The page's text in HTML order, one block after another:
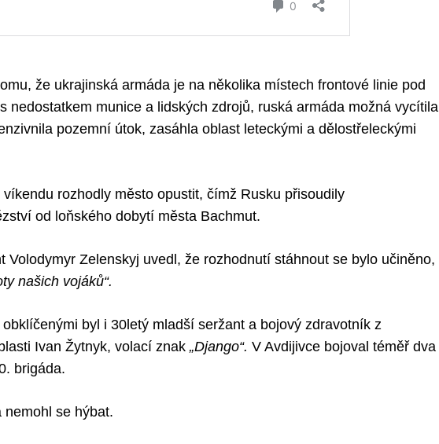
že ukrajinská armáda je na několika místech frontové linie pod
nedostatkem munice a lidských zdrojů, ruská armáda možná vycítila
pozemní útok, zasáhla oblast leteckými a dělostřeleckými
rozhodly město opustit, čímž Rusku přisoudily
od loňského dobytí města Bachmut.
Volodymyr Zelenskyj uvedl, že rozhodnutí stáhnout se bylo učiněno,
našich vojáků“.
byl i 30letý mladší seržant a bojový zdravotník z
Ivan Žytnyk, volací znak „Django“. V Avdijivce bojoval téměř dva
brigáda.
nemohl se hýbat.